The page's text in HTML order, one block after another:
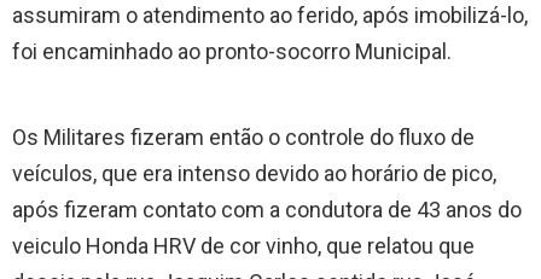
assumiram o atendimento ao ferido, após imobilizá-lo,
foi encaminhado ao pronto-socorro Municipal.
Os Militares fizeram então o controle do fluxo de
veículos, que era intenso devido ao horário de pico,
após fizeram contato com a condutora de 43 anos do
veiculo Honda HRV de cor vinho, que relatou que